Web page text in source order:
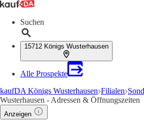
Suchen
15712 Königs Wusterhausen
Alle Prospekte
kaufDA Königs Wusterhausen Filialen
Wusterhausen - Adressen & Öffnungszeiten
Anzeigen